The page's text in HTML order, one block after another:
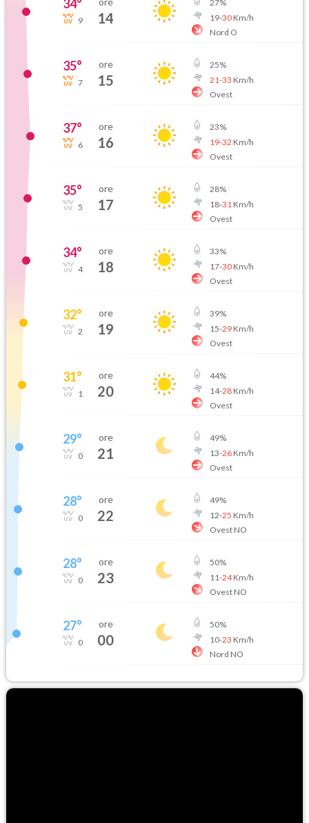
34°
9 14
27%
19-30Km/h
Nord O
35°
7
ore
15
25%
21-33 Km/h
Ovest
37°
6
ore
16
23%
19-32 Km/h
Ovest
35°
5
ore
17
28%
18-31 Km/h
Ovest
34°
4
ore
18
33%
17-30Km/h
Ovest
32°
2
ore
19
39%
15-29Km/h
Ovest
31°
1
ore
20
44%
14-28Km/h
Ovest
29°
0
ore
21
49%
13-26Km/h
Ovest
28°
0
ore
22
49%
12-25 Km/h
Ovest NO
28°
0
ore
23
50%
11-24Km/h
Ovest NO
27°
0
ore
00
50%
10-23 Km/h
Nord NO